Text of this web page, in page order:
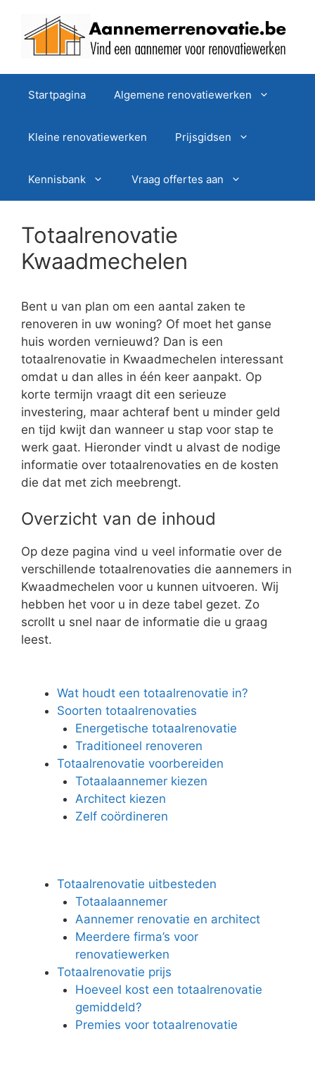
Startpagina Algemene renovatiewerken
Kleine renovatiewerken Prijsgidsen
Kennisbank Vraag offertes aan
Totaalrenovatie
Kwaadmechelen
Bent u van plan om een aantal zaken te
renoveren in uw woning? Of moet het ganse
huis worden vernieuwd? Dan is een
totaalrenovatie in Kwaadmechelen interessant
omdat u dan alles in één keer aanpakt. Op
korte termijn vraagt dit een serieuze
investering, maar achteraf bent u minder geld
en tijd kwijt dan wanneer u stap voor stap te
werk gaat. Hieronder vindt u alvast de nodige
informatie over totaalrenovaties en de kosten
die dat met zich meebrengt.
Overzicht van de inhoud
Op deze pagina vind u veel informatie over de
verschillende totaalrenovaties die aannemers in
Kwaadmechelen voor u kunnen uitvoeren. Wij
hebben het voor u in deze tabel gezet. Zo
scrollt u snel naar de informatie die u graag
leest.
Wat houdt een totaalrenovatie in?
Soorten totaalrenovaties
Energetische totaalrenovatie
Traditioneel renoveren
Totaalrenovatie voorbereiden
Totaalaannemer kiezen
Architect kiezen
Zelf coördineren
Totaalrenovatie uitbesteden
Totaalaannemer
Aannemer renovatie en architect
Meerdere firma’s voor
renovatiewerken
Totaalrenovatie prijs
Hoeveel kost een totaalrenovatie
gemiddeld?
Premies voor totaalrenovatie